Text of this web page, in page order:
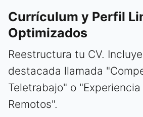
Currículum y Perfil
Optimizados
Reestructura tu CV.
destacada llamada
Teletrabajo" o
Remotos".